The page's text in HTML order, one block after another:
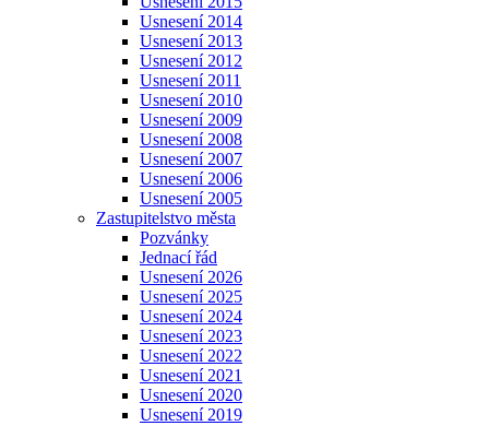
Usnesení 2014
Usnesení 2013
Usnesení 2012
Usnesení 2011
Usnesení 2010
Usnesení 2009
Usnesení 2008
Usnesení 2007
Usnesení 2006
Usnesení 2005
Zastupitelstvo města
Pozvánky
Jednací řád
Usnesení 2026
Usnesení 2025
Usnesení 2024
Usnesení 2023
Usnesení 2022
Usnesení 2021
Usnesení 2020
Usnesení 2019